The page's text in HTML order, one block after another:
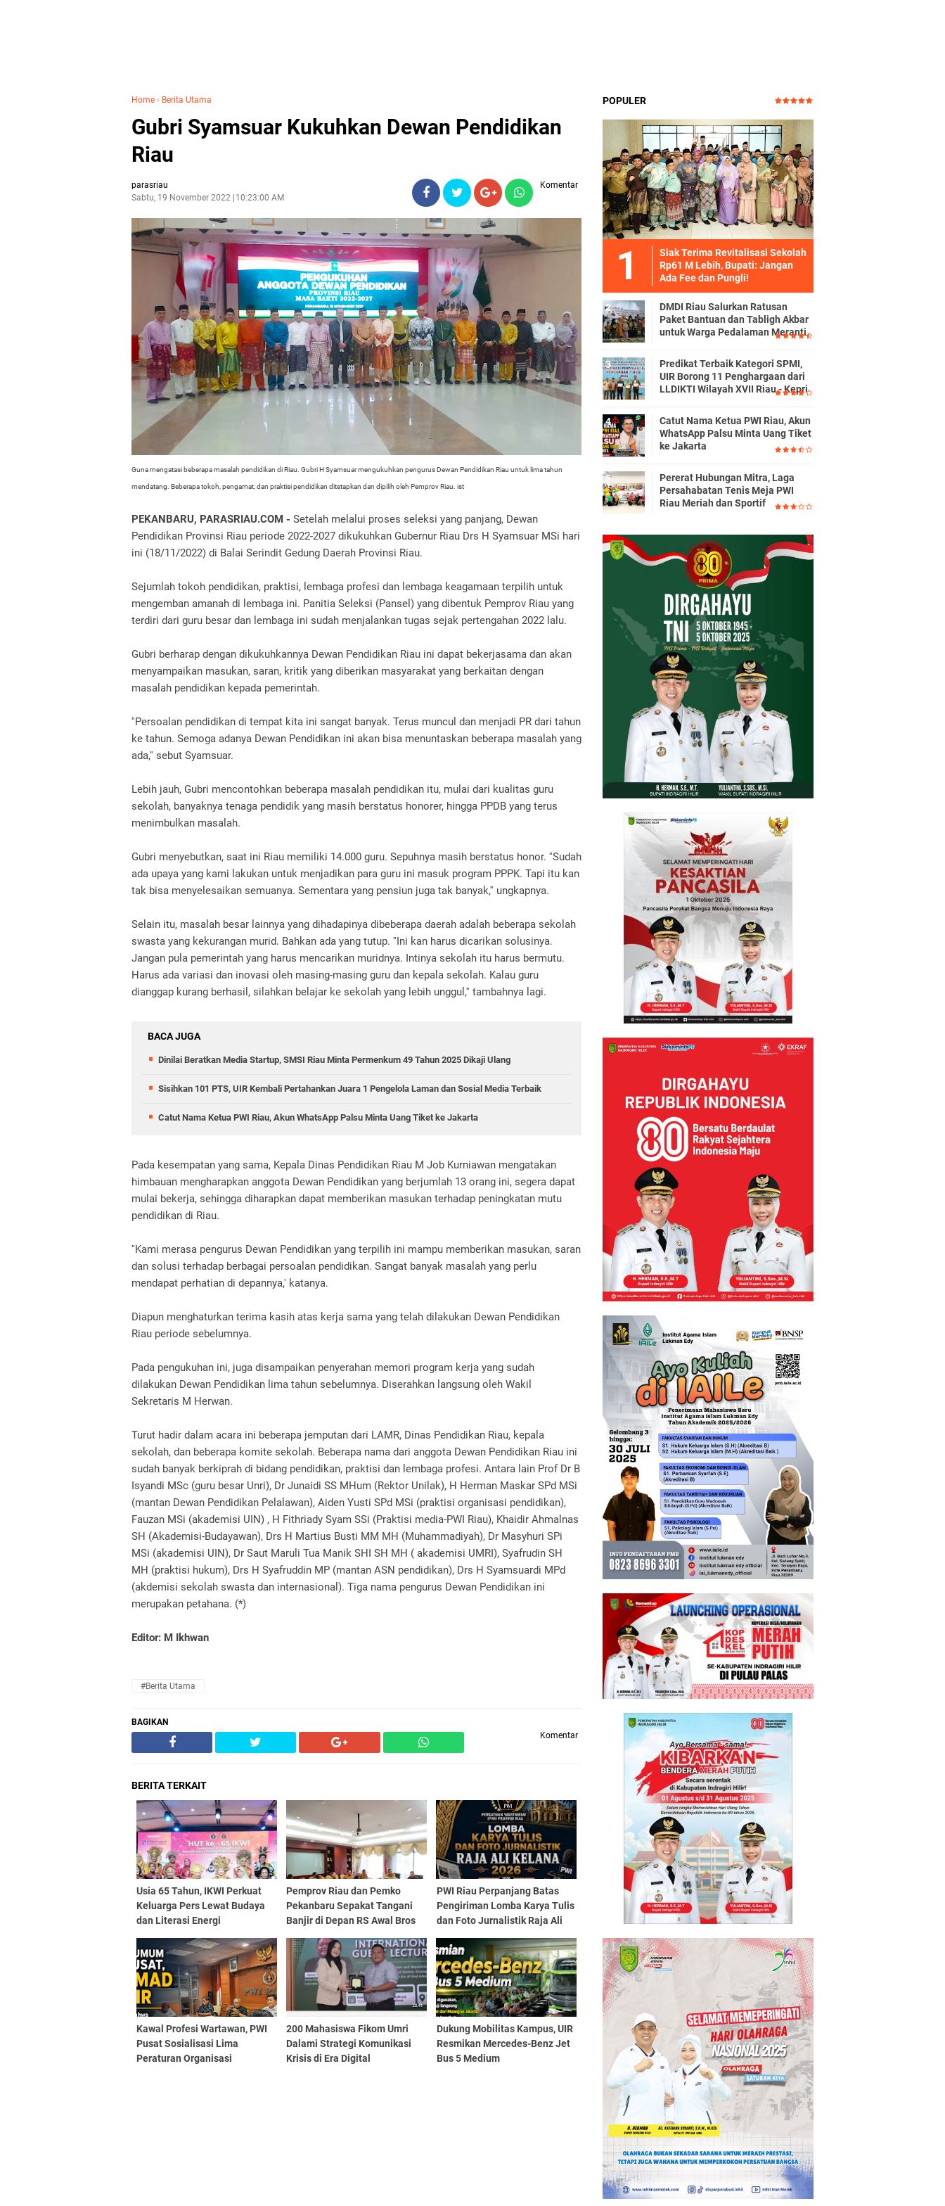
Home › Berita Utama
Gubri Syamsuar Kukuhkan Dewan Pendidikan
Riau
parasriau
Sabtu, 19 November 2022 10:23:00 AM
Komentar
Guna mengatasi beberapa masalah pendidikan di Riau. Gubri H Syamsuar mengukuhkan pengurus Dewan Pendidikan Riau untuk lima tahun
mendatang. Beberapa tokoh, pengamat, dan praktisi pendidikan ditetapkan dan dipilih oleh Pemprov Riau. ist
PEKANBARU, PARASRIAU.COM - Setelah melalui proses seleksi yang panjang, Dewan
Pendidikan Provinsi Riau periode 2022-2027 dikukuhkan Gubernur Riau Drs H Syamsuar MSi hari
ini (18/11/2022) di Balai Serindit Gedung Daerah Provinsi Riau.
Sejumlah tokoh pendidikan, praktisi, lembaga profesi dan lembaga keagamaan terpilih untuk
mengemban amanah di lembaga ini. Panitia Seleksi (Pansel) yang dibentuk Pemprov Riau yang
terdiri dari guru besar dan lembaga ini sudah menjalankan tugas sejak pertengahan 2022 lalu.
Gubri berharap dengan dikukuhkannya Dewan Pendidikan Riau ini dapat bekerjasama dan akan
menyampaikan masukan, saran, kritik yang diberikan masyarakat yang berkaitan dengan
masalah pendidikan kepada pemerintah.
''Persoalan pendidikan di tempat kita ini sangat banyak. Terus muncul dan menjadi PR dari tahun
ke tahun. Semoga adanya Dewan Pendidikan ini akan bisa menuntaskan beberapa masalah yang
ada,'' sebut Syamsuar.
Lebih jauh, Gubri mencontohkan beberapa masalah pendidikan itu, mulai dari kualitas guru
sekolah, banyaknya tenaga pendidik yang masih berstatus honorer, hingga PPDB yang terus
menimbulkan masalah.
Gubri menyebutkan, saat ini Riau memiliki 14.000 guru. Sepuhnya masih berstatus honor. ''Sudah
ada upaya yang kami lakukan untuk menjadikan para guru ini masuk program PPPK. Tapi itu kan
tak bisa menyelesaikan semuanya. Sementara yang pensiun juga tak banyak,'' ungkapnya.
Selain itu, masalah besar lainnya yang dihadapinya dibeberapa daerah adalah beberapa sekolah
swasta yang kekurangan murid. Bahkan ada yang tutup. ''Ini kan harus dicarikan solusinya.
Jangan pula pemerintah yang harus mencarikan muridnya. Intinya sekolah itu harus bermutu.
Harus ada variasi dan inovasi oleh masing-masing guru dan kepala sekolah. Kalau guru
dianggap kurang berhasil, silahkan belajar ke sekolah yang lebih unggul,'' tambahnya lagi.
BACA JUGA
Dinilai Beratkan Media Startup, SMSI Riau Minta Permenkum 49 Tahun 2025 Dikaji Ulang
Sisihkan 101 PTS, UIR Kembali Pertahankan Juara 1 Pengelola Laman dan Sosial Media Terbaik
Catut Nama Ketua PWI Riau, Akun WhatsApp Palsu Minta Uang Tiket ke Jakarta
Pada kesempatan yang sama, Kepala Dinas Pendidikan Riau M Job Kurniawan mengatakan
himbauan mengharapkan anggota Dewan Pendidikan yang berjumlah 13 orang ini, segera dapat
mulai bekerja, sehingga diharapkan dapat memberikan masukan terhadap peningkatan mutu
pendidikan di Riau.
''Kami merasa pengurus Dewan Pendidikan yang terpilih ini mampu memberikan masukan, saran
dan solusi terhadap berbagai persoalan pendidikan. Sangat banyak masalah yang perlu
mendapat perhatian di depannya,' katanya.
Diapun menghaturkan terima kasih atas kerja sama yang telah dilakukan Dewan Pendidikan
Riau periode sebelumnya.
Pada pengukuhan ini, juga disampaikan penyerahan memori program kerja yang sudah
dilakukan Dewan Pendidikan lima tahun sebelumnya. Diserahkan langsung oleh Wakil
Sekretaris M Herwan.
Turut hadir dalam acara ini beberapa jemputan dari LAMR, Dinas Pendidikan Riau, kepala
sekolah, dan beberapa komite sekolah. Beberapa nama dari anggota Dewan Pendidikan Riau ini
sudah banyak berkiprah di bidang pendidikan, praktisi dan lembaga profesi. Antara lain Prof Dr B
Isyandi MSc (guru besar Unri), Dr Junaidi SS MHum (Rektor Unilak), H Herman Maskar SPd MSi
(mantan Dewan Pendidikan Pelalawan), Aiden Yusti SPd MSi (praktisi organisasi pendidikan),
Fauzan MSi (akademisi UIN) , H Fithriady Syam SSi (Praktisi media-PWI Riau), Khaidir Ahmalnas
SH (Akademisi-Budayawan), Drs H Martius Busti MM MH (Muhammadiyah), Dr Masyhuri SPi
MSi (akademisi UIN), Dr Saut Maruli Tua Manik SHI SH MH ( akademisi UMRI), Syafrudin SH
MH (praktisi hukum), Drs H Syafruddin MP (mantan ASN pendidikan), Drs H Syamsuardi MPd
(akdemisi sekolah swasta dan internasional). Tiga nama pengurus Dewan Pendidikan ini
merupakan petahana. (*)
Editor: M Ikhwan
#Berita Utama
BAGIKAN
Komentar
BERITA TERKAIT
Usia 65 Tahun, IKWI Perkuat
Keluarga Pers Lewat Budaya
dan Literasi Energi
Pemprov Riau dan Pemko
Pekanbaru Sepakat Tangani
Banjir di Depan RS Awal Bros
PWI Riau Perpanjang Batas
Pengiriman Lomba Karya Tulis
dan Foto Jurnalistik Raja Ali
Kawal Profesi Wartawan, PWI
Pusat Sosialisasi Lima
Peraturan Organisasi
200 Mahasiswa Fikom Umri
Dalami Strategi Komunikasi
Krisis di Era Digital
Dukung Mobilitas Kampus, UIR
Resmikan Mercedes-Benz Jet
Bus 5 Medium
POPULER
Siak Terima Revitalisasi Sekolah
Rp61 M Lebih, Bupati: Jangan
Ada Fee dan Pungli!
DMDI Riau Salurkan Ratusan
Paket Bantuan dan Tabligh Akbar
untuk Warga Pedalaman Meranti
Predikat Terbaik Kategori SPMI,
UIR Borong 11 Penghargaan dari
LLDIKTI Wilayah XVII Riau - Kepri
Catut Nama Ketua PWI Riau, Akun
WhatsApp Palsu Minta Uang Tiket
ke Jakarta
Pererat Hubungan Mitra, Laga
Persahabatan Tenis Meja PWI
Riau Meriah dan Sportif